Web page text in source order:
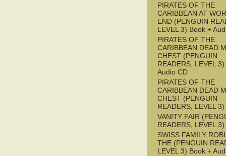
PIRATES OF THE
CARIBBEAN AT
END (PENGUIN
LEVEL 3) Book +
PIRATES OF THE
CARIBBEAN DEAD
CHEST (PENGUIN
READERS, LEVEL
Audio CD
PIRATES OF THE
CARIBBEAN DEAD
CHEST (PENGUIN
READERS, LEVEL
VANITY FAIR
READERS, LEVEL
SWISS FAMILY
THE (PENGUIN
LEVEL 3) Book +